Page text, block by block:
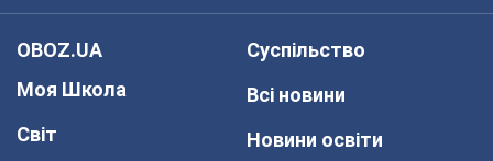
OBOZ.UA
Моя Школа
Світ
Суспільство
Всі новини
Новини освіти